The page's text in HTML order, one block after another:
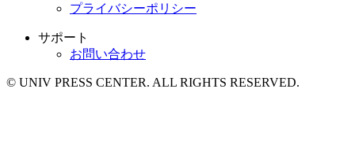
プライバシーポリシー
サポート
お問い合わせ
© UNIV PRESS CENTER. ALL RIGHTS RESERVED.